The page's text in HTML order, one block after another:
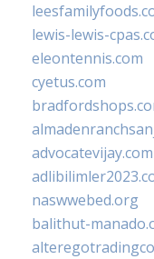
lewis-lewis-
eleontennis.com
cyetus.com
advocatevijay.com
naswwebed.org
balithut-